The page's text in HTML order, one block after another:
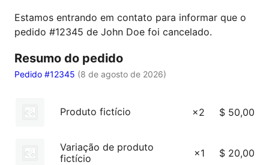
Estamos entrando em contato para informar que o
pedido #12345 de John Doe foi cancelado.
Resumo do pedido
Pedido #12345 (8 de agosto de 2026)
Produto fictício ×2 $ 50,00
Variação de produto
fictício
×1 $ 20,00